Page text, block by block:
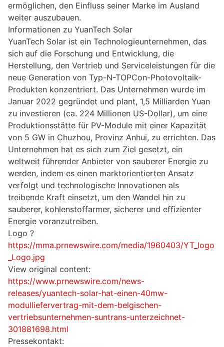
ermöglichen, den Einfluss seiner Marke im Ausland
weiter auszubauen.
Informationen zu YuanTech Solar
YuanTech Solar ist ein Technologieunternehmen, das
sich auf die Forschung und Entwicklung, die
Herstellung, den Vertrieb und Serviceleistungen für die
neue Generation von Typ-N-TOPCon-Photovoltaik-
Produkten konzentriert. Das Unternehmen wurde im
Januar 2022 gegründet und plant, 1,5 Milliarden Yuan
zu investieren (ca. 224 Millionen US-Dollar), um eine
Produktionsstätte für PV-Module mit einer Kapazität
von 5 GW in Chuzhou, Provinz Anhui, zu errichten. Das
Unternehmen hat es sich zum Ziel gesetzt, ein
weltweit führender Anbieter von sauberer Energie zu
werden, indem es einen marktorientierten Ansatz
verfolgt und technologische Innovationen als
treibende Kraft einsetzt, um den Wandel hin zu
sauberer, kohlenstoffarmer, sicherer und effizienter
Energie voranzutreiben.
Logo ?
https://mma.prnewswire.com/media/1960403/YT_logo
_Logo.jpg
View original content:
https://www.prnewswire.com/news-
releases/yuantech-solar-hat-einen-40mw-
modulliefervertrag-mit-dem-belgischen-
vertriebsunternehmen-suntrans-unterzeichnet-
301881698.html
Pressekontakt: